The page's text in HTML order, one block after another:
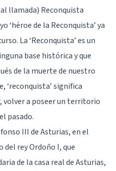
llamada) Reconquista
‘héroe de la Reconquista’ ya
La ‘Reconquista’ es un
base histórica y que
de la muerte de nuestro
‘reconquista’ significa
volver a poseer un territorio
pasado.
III de Asturias, en el
del rey Ordoño I, que
de la casa real de Asturias,